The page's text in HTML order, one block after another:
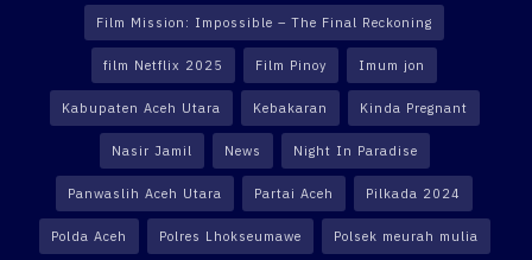
Film Mission: Impossible – The Final Reckoning
film Netflix 2025 Film Pinoy Imum jon
Kabupaten Aceh Utara Kebakaran Kinda Pregnant
Nasir Jamil News Night In Paradise
Panwaslih Aceh Utara Partai Aceh Pilkada 2024
Polda Aceh Polres Lhokseumawe Polsek meurah mulia